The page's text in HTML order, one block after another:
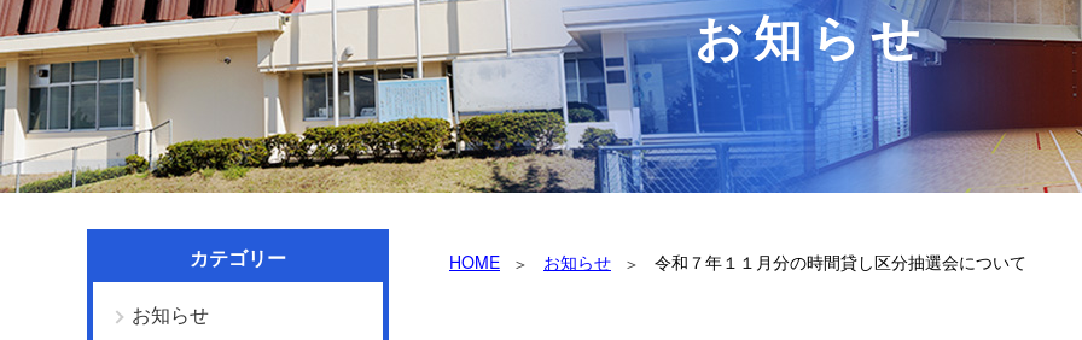
お知らせ
HOME お知らせ 令和７年１１月分の時間貸し区分抽選会について
カテゴリー
お知らせ